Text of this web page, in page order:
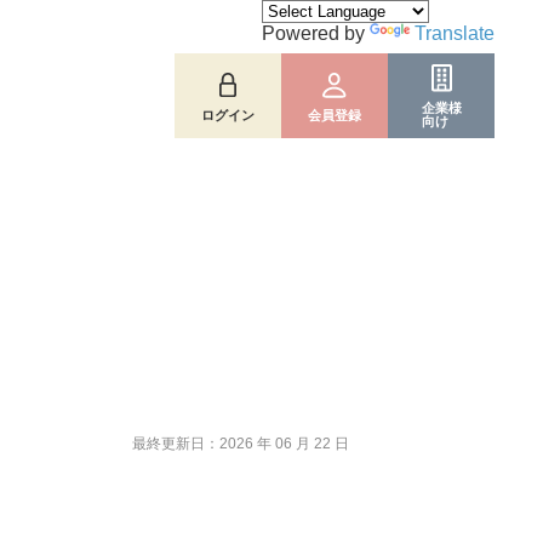
ログイン 会員登録
企業様
向け
Powered by Translate
最終更新日：2026 年 06 月 22 日